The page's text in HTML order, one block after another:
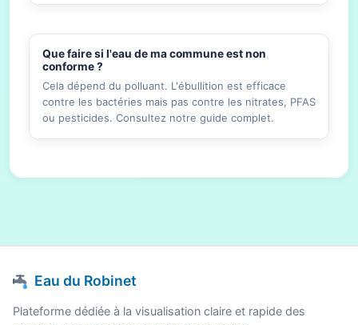
Que faire si l'eau de ma commune est non
conforme ?
Cela dépend du polluant. L'ébullition est efficace
contre les bactéries mais pas contre les nitrates, PFAS
ou pesticides. Consultez notre guide complet.
Eau du Robinet
Plateforme dédiée à la visualisation claire et rapide des